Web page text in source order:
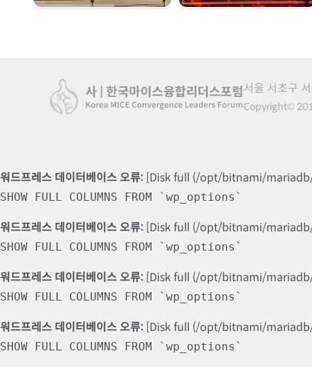
서울 서초구
Copyright©
워드프레스 데이터베이스 오류: [Disk full (/opt/bitnami/
SHOW FULL COLUMNS FROM `wp_options`
워드프레스 데이터베이스 오류: [Disk full (/opt/bitnami/
SHOW FULL COLUMNS FROM `wp_options`
워드프레스 데이터베이스 오류: [Disk full (/opt/bitnami/
SHOW FULL COLUMNS FROM `wp_options`
워드프레스 데이터베이스 오류: [Disk full (/opt/bitnami/
SHOW FULL COLUMNS FROM `wp_options`